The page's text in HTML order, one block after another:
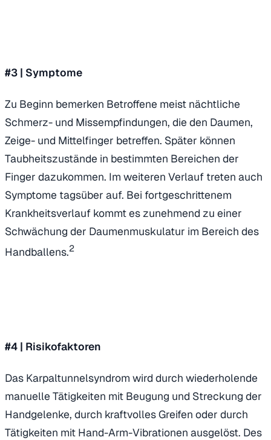
#3 | Symptome
Zu Beginn bemerken Betroffene meist nächtliche
Schmerz- und Missempfindungen, die den Daumen,
Zeige- und Mittelfinger betreffen. Später können
Taubheitszustände in bestimmten Bereichen der
Finger dazukommen. Im weiteren Verlauf treten auch
Symptome tagsüber auf. Bei fortgeschrittenem
Krankheitsverlauf kommt es zunehmend zu einer
Schwächung der Daumenmuskulatur im Bereich des
Handballens.2
#4 | Risikofaktoren
Das Karpaltunnelsyndrom wird durch wiederholende
manuelle Tätigkeiten mit Beugung und Streckung der
Handgelenke, durch kraftvolles Greifen oder durch
Tätigkeiten mit Hand-Arm-Vibrationen ausgelöst. Des